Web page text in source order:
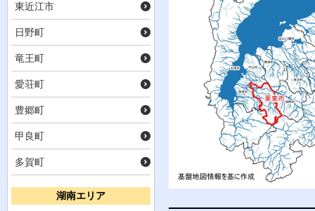
東近江市
日野町
竜王町
愛荘町
豊郷町
甲良町
多賀町
湖南エリア